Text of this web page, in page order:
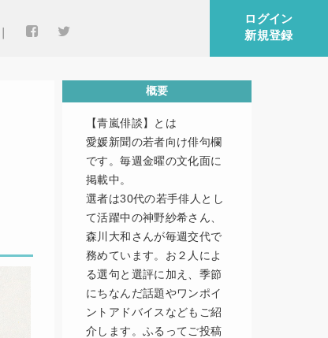
ログイン
新規登録
概要
【青嵐俳談】とは
愛媛新聞の若者向け俳句欄
です。毎週金曜の文化面に
掲載中。
選者は30代の若手俳人とし
て活躍中の神野紗希さん、
森川大和さんが毎週交代で
務めています。お２人によ
る選句と選評に加え、季節
にちなんだ話題やワンポイ
ントアドバイスなどもご紹
介します。ふるってご投稿